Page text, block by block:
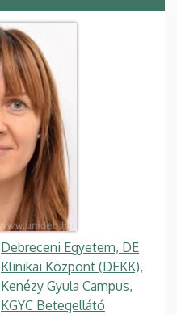
Debreceni Egyetem, DE
Klinikai Központ (DEKK),
Kenézy Gyula Campus,
KGYC Betegellátó